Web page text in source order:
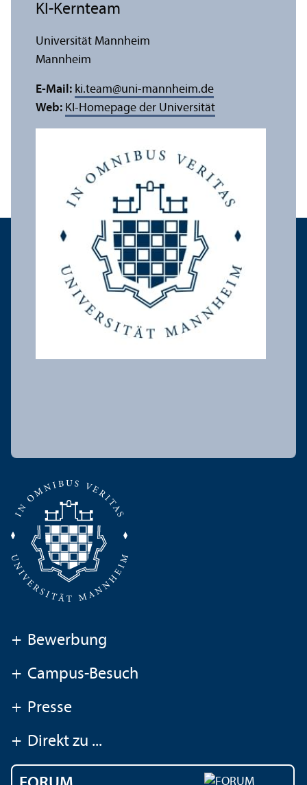
KI-Kern­team
Universität Mannheim
Mannheim
E-Mail: ki.team@uni-mannheim.de
Web: KI-Homepage der Universität
+ Bewerbung
+ Campus-Besuch
+ Presse
+ Direkt zu ...